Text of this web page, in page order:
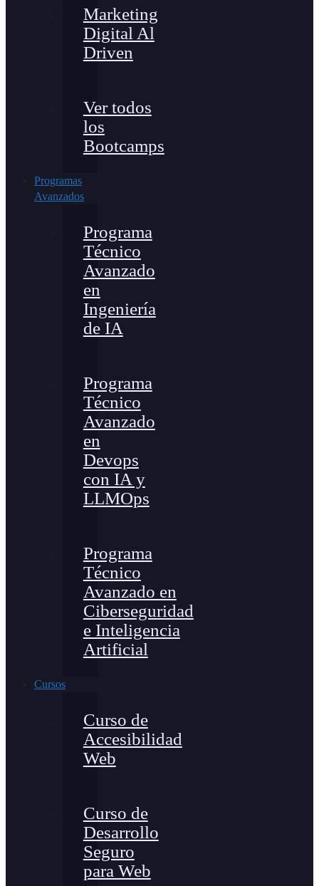
Marketing
Digital Al
Driven
Ver todos
los
Bootcamps
Programas
Avanzados
Programa
Técnico
Avanzado
en
Ingeniería
de IA
Programa
Técnico
Avanzado
en
Devops
con IA y
LLMOps
Programa
Técnico
Avanzado en
Ciberseguridad
e Inteligencia
Artificial
Cursos
Curso de
Accesibilidad
Web
Curso de
Desarrollo
Seguro
para Web